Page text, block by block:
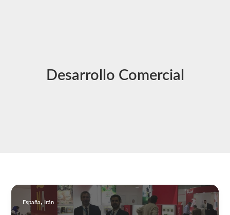
Desarrollo Comercial
España, Irán